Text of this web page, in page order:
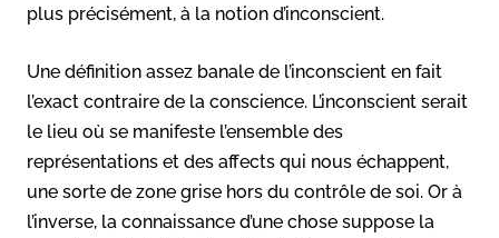
plus précisément, à la notion d’inconscient.
Une définition assez banale de l’inconscient en fait
l’exact contraire de la conscience. L’inconscient serait
le lieu où se manifeste l’ensemble des
représentations et des affects qui nous échappent,
une sorte de zone grise hors du contrôle de soi. Or à
l’inverse, la connaissance d’une chose suppose la